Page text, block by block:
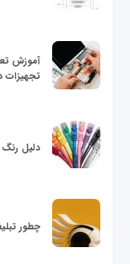
آموزش
تجهیزات
دلیل
چطور